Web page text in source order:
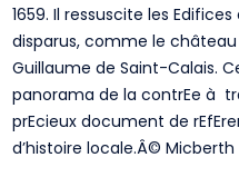
1659. Il ressuscite les
disparus, comme le
Guillaume de Saint-Calais.
panorama de la contrEe à
prEcieux document de
d’histoire locale.Â© Micberth